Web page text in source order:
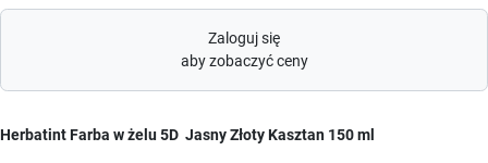
Zaloguj się
aby zobaczyć ceny
Herbatint Farba w żelu 5D Jasny Złoty Kasztan 150 ml